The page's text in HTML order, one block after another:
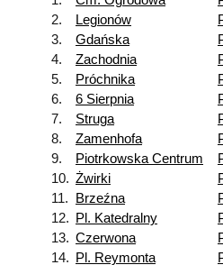
2. Legionów
3. Gdańska
4. Zachodnia
5. Próchnika
6. 6 Sierpnia
7. Struga
8. Zamenhofa
9.
Piotrkowska Centrum
10. Żwirki
11. Brzeźna
12. Pl. Katedralny
13. Czerwona
14.
Pl. Reymonta